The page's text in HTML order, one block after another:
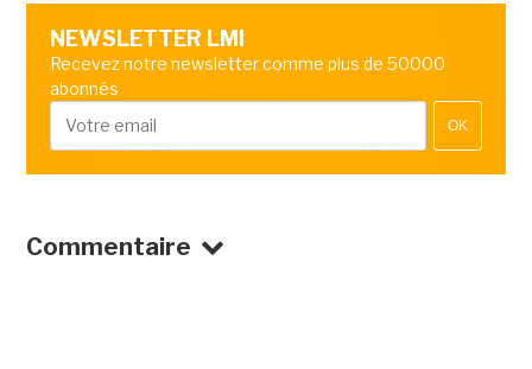
NEWSLETTER LMI
Recevez notre newsletter comme plus de 50000
abonnés
OK
Commentaire